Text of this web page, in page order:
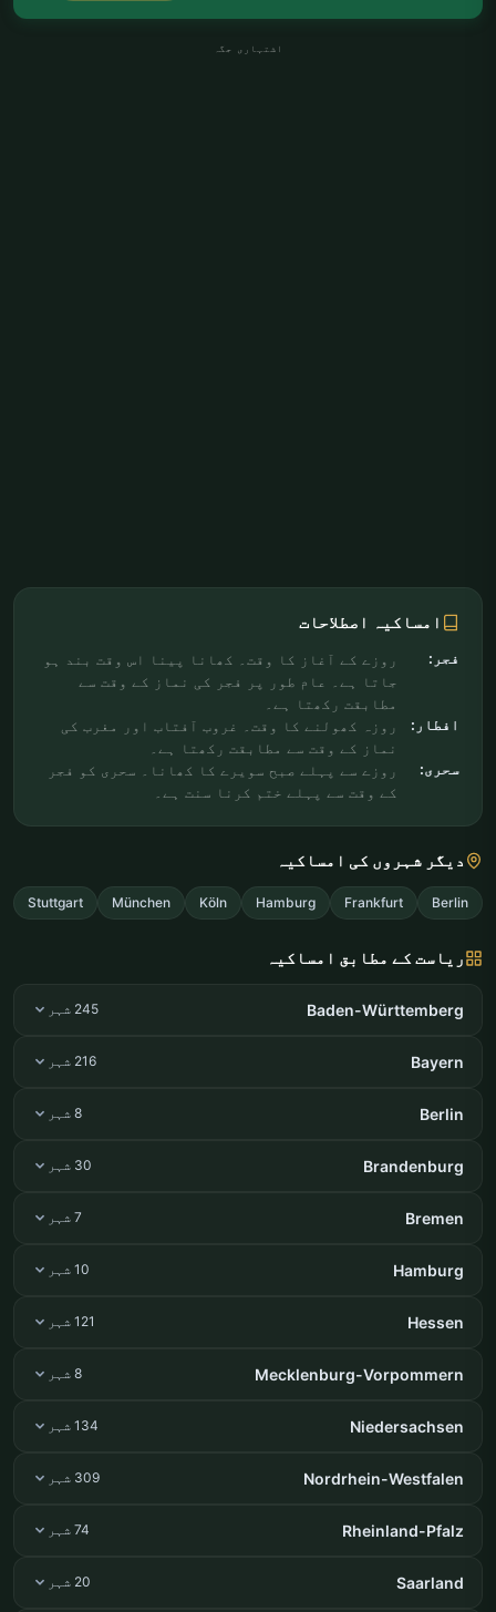
اشتہاری جگہ
امساکیہ اصطلاحات
فجر:
روزے کے آغاز کا وقت۔ کھانا پینا اس وقت بند ہو
جاتا ہے۔ عام طور پر فجر کی نماز کے وقت سے
مطابقت رکھتا ہے۔
افطار:
روزہ کھولنے کا وقت۔ غروب آفتاب اور مغرب کی
نماز کے وقت سے مطابقت رکھتا ہے۔
سحری:
روزے سے پہلے صبح سویرے کا کھانا۔ سحری کو فجر
کے وقت سے پہلے ختم کرنا سنت ہے۔
دیگر شہروں کی امساکیہ
Berlin
Frankfurt
Hamburg
Köln
München
Stuttgart
ریاست کے مطابق امساکیہ
Baden-Württemberg 245 شہر
Bayern 216 شہر
Berlin 8 شہر
Brandenburg 30 شہر
Bremen 7 شہر
Hamburg 10 شہر
Hessen 121 شہر
Mecklenburg-Vorpommern 8 شہر
Niedersachsen 134 شہر
Nordrhein-Westfalen 309 شہر
Rheinland-Pfalz 74 شہر
Saarland 20 شہر